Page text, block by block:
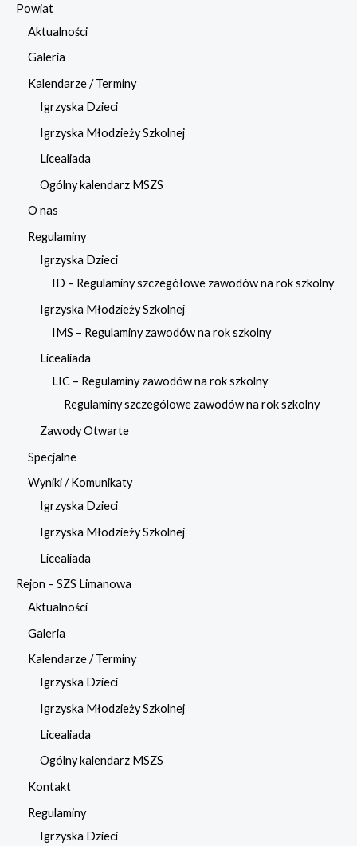
Powiat
Aktualności
Galeria
Kalendarze / Terminy
Igrzyska Dzieci
Igrzyska Młodzieży Szkolnej
Licealiada
Ogólny kalendarz MSZS
O nas
Regulaminy
Igrzyska Dzieci
ID – Regulaminy szczegółowe zawodów na rok szkolny
Igrzyska Młodzieży Szkolnej
IMS – Regulaminy zawodów na rok szkolny
Licealiada
LIC – Regulaminy zawodów na rok szkolny
Regulaminy szczególowe zawodów na rok szkolny
Zawody Otwarte
Specjalne
Wyniki / Komunikaty
Igrzyska Dzieci
Igrzyska Młodzieży Szkolnej
Licealiada
Rejon – SZS Limanowa
Aktualności
Galeria
Kalendarze / Terminy
Igrzyska Dzieci
Igrzyska Młodzieży Szkolnej
Licealiada
Ogólny kalendarz MSZS
Kontakt
Regulaminy
Igrzyska Dzieci